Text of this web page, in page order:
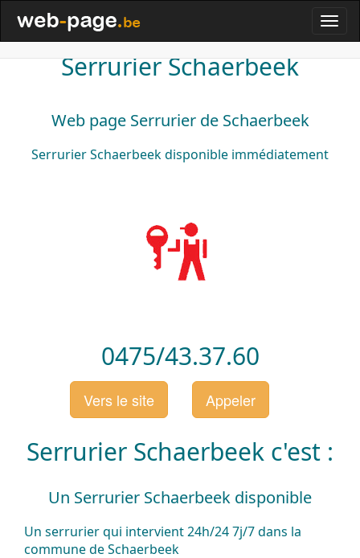
Serrurier Schaerbeek
Web page Serrurier de Schaerbeek
SerrurierSchaerbeekdisponible immédiatement
0475/43.37.60
Vers le site Appeler
Serrurier Schaerbeek c'est :
Un Serrurier Schaerbeek disponible
Un serrurierqui intervient24h/247j/7dans la
commune deSchaerbeek